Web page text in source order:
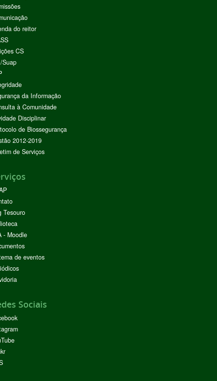
do reitor
CS
Suap
da Informação
à Comunidade
Disciplinar
de Biossegurança
2012-2019
de Serviços
Tesouro
- Moodle
de eventos
Sociais